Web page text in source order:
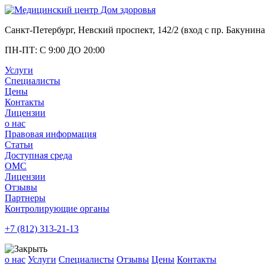
Санкт-Петербург, Невский проспект, 142/2 (вход с пр.
ПН-ПТ: С 9:00 ДО 20:00
Услуги
Специалисты
Цены
Контакты
Лицензии
о нас
Правовая информация
Статьи
Доступная среда
ОМС
Лицензии
Отзывы
Партнеры
Контролирующие органы
+7 (812) 313-21-13
о нас Услуги Специалисты Отзывы Цены Контакты